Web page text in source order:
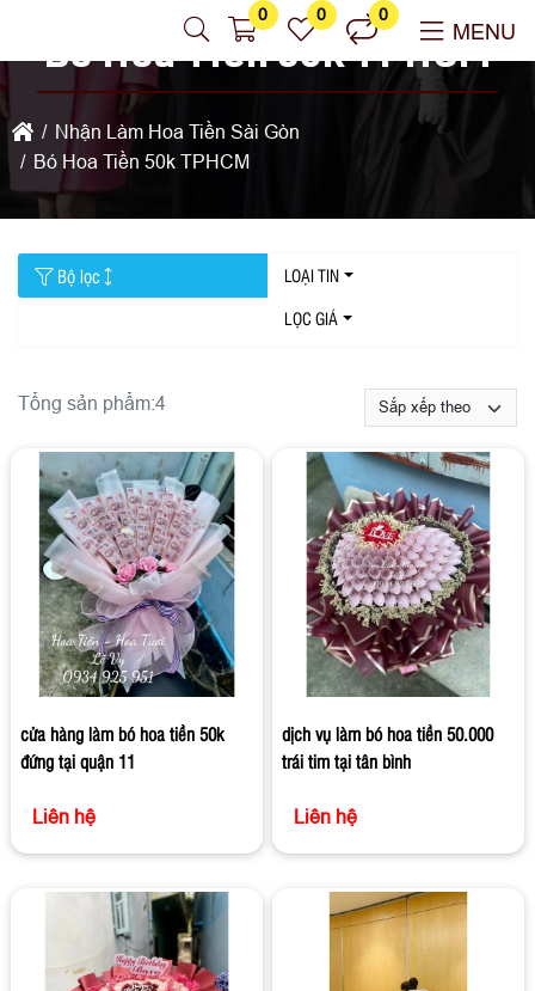
0 0 0
MENU
Bó Hoa Tiền 50k TPHCM
Nhận Làm Hoa Tiền Sài Gòn
Bó Hoa Tiền 50k TPHCM
Bộ lọc
LOẠI TIN
LỌC GIÁ
Tổng sản phẩm:4
cửa hàng làm bó hoa tiền 50k
đứng tại quận 11
Liên hệ
dịch vụ làm bó hoa tiền 50.000
trái tim tại tân bình
Liên hệ